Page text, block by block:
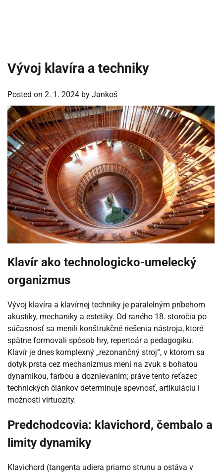
Vývoj klavíra a techniky
Posted on 2. 1. 2024 by Jankoš
Klavír ako technologicko-umelecký
organizmus
Vývoj klavíra a klavírnej techniky je paralelným príbehom
akustiky, mechaniky a estetiky. Od raného 18. storočia po
súčasnosť sa menili konštrukčné riešenia nástroja, ktoré
spätne formovali spôsob hry, repertoár a pedagogiku.
Klavír je dnes komplexný „rezonančný stroj“, v ktorom sa
dotyk prsta cez mechanizmus mení na zvuk s bohatou
dynamikou, farbou a doznievaním; práve tento reťazec
technických článkov determinuje spevnosť, artikuláciu i
možnosti virtuozity.
Predchodcovia: klavichord, čembalo a
limity dynamiky
Klavichord (tangenta udiera priamo strunu a ostáva v